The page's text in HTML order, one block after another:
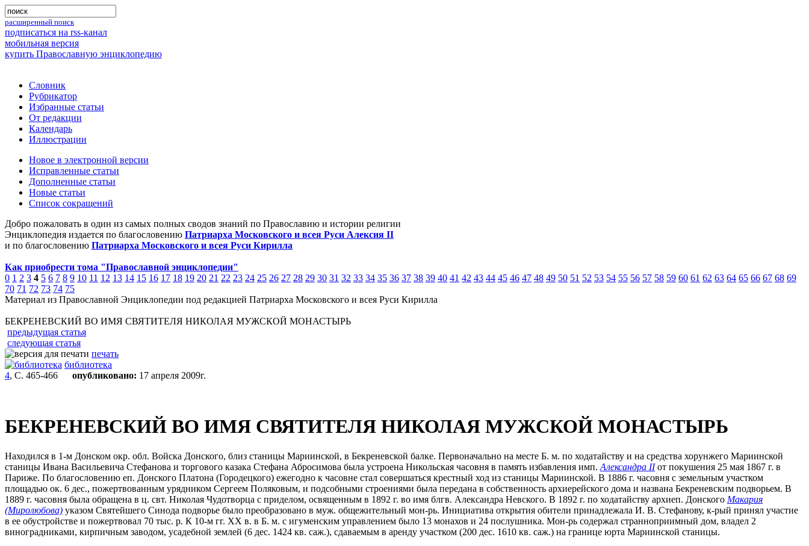
расширенный поиск
подписаться на rss-канал
мобильная версия
купить Православную энциклопедию
Словник
Рубрикатор
Избранные статьи
От редакции
Календарь
Иллюстрации
Новое в электронной версии
Исправленные статьи
Дополненные статьи
Новые статьи
Список сокращений
Добро пожаловать в один из самых полных сводов знаний по Православию и истории религии
Энциклопедия издается по благословению Патриарха Московского и всея Руси Алексия II
и по благословению Патриарха Московского и всея Руси Кирилла
Как приобрести тома "Православной энциклопедии"
0 1 2 3 4 5 6 7 8 9 10 11 12 13 14 15 16 17 18 19 20 21 22 23 24 25 26 27 28 29 30 31 32 33 34 35 36 37 38 39 40 41 42 43 44 45 46 47 48 49 50 51 52 53 54 55 56 57 58 59 60 61 62 63 64 65 66 67 68 69
70 71 72 73 74 75
Материал из Православной Энциклопедии под редакцией Патриарха Московского и всея Руси Кирилла
БЕКРЕНЕВСКИЙ ВО ИМЯ СВЯТИТЕЛЯ НИКОЛАЯ МУЖСКОЙ МОНАСТЫРЬ
предыдущая статья
следующая статья
печать
библиотека
4, С. 465-466 опубликовано: 17 апреля 2009г.
БЕКРЕНЕВСКИЙ ВО ИМЯ СВЯТИТЕЛЯ НИКОЛАЯ МУЖСКОЙ МОНАСТЫРЬ
Находился в 1-м Донском окр. обл. Войска Донского, близ станицы Мариинской, в Бекреневской балке. Первоначально на месте Б. м. по ходатайству и на средства хорунжего Мариинской
станицы Ивана Васильевича Стефанова и торгового казака Стефана Абросимова была устроена Никольская часовня в память избавления имп. Александра IIот покушения 25 мая 1867 г. в
Париже. По благословению еп. Донского Платона (Городецкого) ежегодно к часовне стал совершаться крестный ход из станицы Мариинской. В 1886 г. часовня с земельным участком
площадью ок. 6 дес., пожертвованным урядником Сергеем Поляковым, и подсобными строениями была передана в собственность архиерейского дома и названа Бекреневским подворьем. В
1889 г. часовня была обращена в ц. свт. Николая Чудотворца с приделом, освященным в 1892 г. во имя блгв. Александра Невского. В 1892 г. по ходатайству архиеп. Донского Макария
(Миролюбова) указом Святейшего Синода подворье было преобразовано в муж. общежительный мон-рь. Инициатива открытия обители принадлежала И. В. Стефанову, к-рый принял участие
в ее обустройстве и пожертвовал 70 тыс. р. К 10-м гг. XX в. в Б. м. с игуменским управлением было 13 монахов и 24 послушника. Мон-рь содержал странноприимный дом, владел 2
виноградниками, кирпичным заводом, усадебной землей (6 дес. 1424 кв. саж.), сдаваемым в аренду участком (200 дес. 1610 кв. саж.) на границе юрта Мариинской станицы.